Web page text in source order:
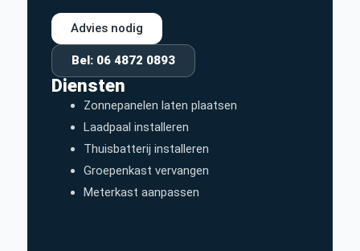
Advies nodig
Bel: 06 4872 0893
Diensten
Zonnepanelen laten plaatsen
Laadpaal installeren
Thuisbatterij installeren
Groepenkast vervangen
Meterkast aanpassen